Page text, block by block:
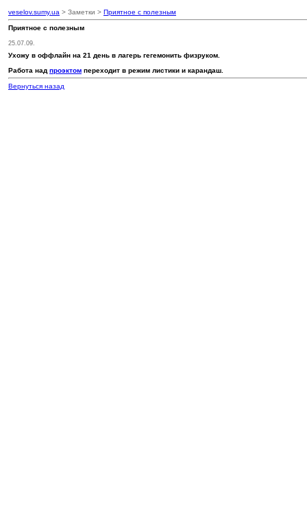
veselov.sumy.ua > Заметки > Приятное с полезным
Приятное с полезным
25.07.09.
Ухожу в оффлайн на 21 день в лагерь гегемонить физруком.
Работа над проэктом переходит в режим листики и карандаш.
Вернуться назад